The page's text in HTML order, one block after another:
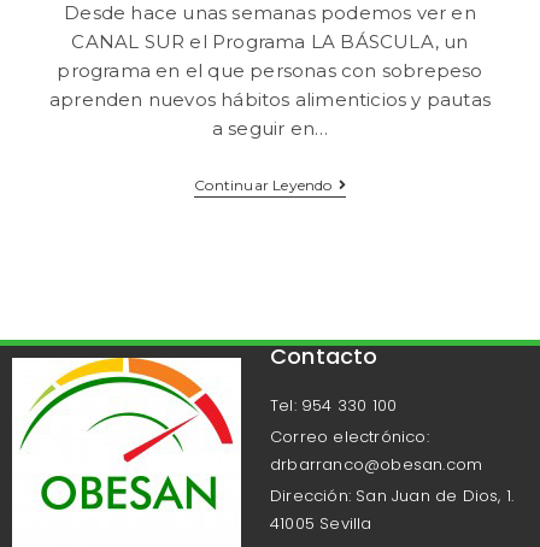
Desde hace unas semanas podemos ver en
CANAL SUR el Programa LA BÁSCULA, un
programa en el que personas con sobrepeso
aprenden nuevos hábitos alimenticios y pautas
a seguir en…
Continuar Leyendo
Contacto
Tel: 954 330 100
Correo electrónico:
drbarranco@obesan.com
Dirección: San Juan de Dios, 1.
41005 Sevilla